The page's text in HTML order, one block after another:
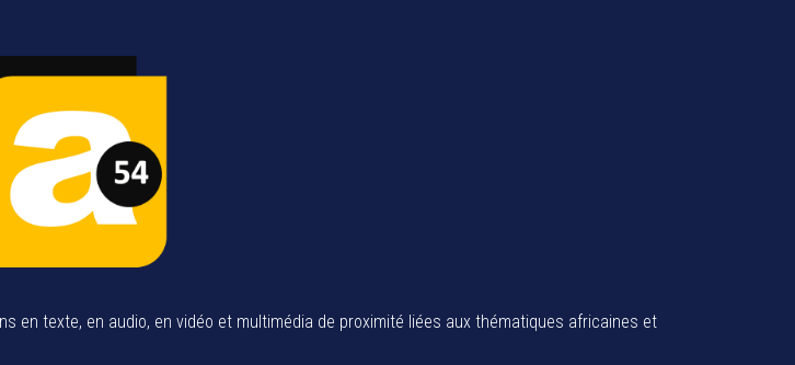
texte, en audio, en vidéo et multimédia de proximité liées aux thématiques africaines et